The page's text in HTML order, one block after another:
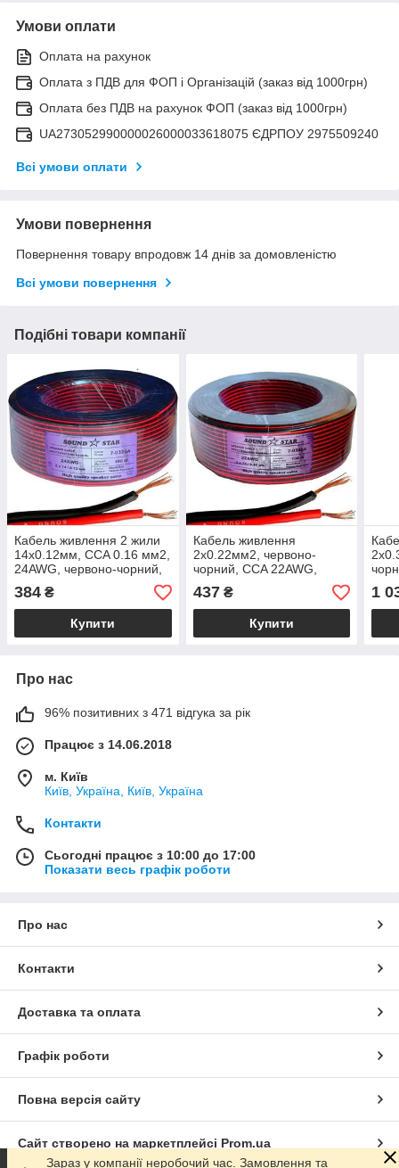
Умови оплати
Оплата на рахунок
Оплата з ПДВ для ФОП і Організацій (заказ від 1000грн)
Оплата без ПДВ на рахунок ФОП (заказ від 1000грн)
UA273052990000026000033618075 ЄДРПОУ 2975509240
Всі умови оплати
Умови повернення
Повернення товару впродовж 14 днів за домовленістю
Всі умови повернення
Подібні товари компанії
Кабель живлення 2 жили
14х0.12мм, CCA 0.16 мм2,
24AWG, червоно-чорний,
100м, Sound Star
384 ₴
Купити
Кабель живлення
2х0.22мм2, червоно-
чорний, CCA 22AWG,
100м, Sound Star
437₴
Купити
1
Про нас
96% позитивних з 471 відгука за рік
Працює з 14.06.2018
м. Київ
Київ, Україна, Київ, Україна
Контакти
Сьогодні працює з 10:00 до 17:00
Показати весь графік роботи
Про нас
Контакти
Доставка та оплата
Графік роботи
Повна версія сайту
Сайт створено на маркетплейсі Prom.ua
Зараз у компанії неробочий час. Замовлення та